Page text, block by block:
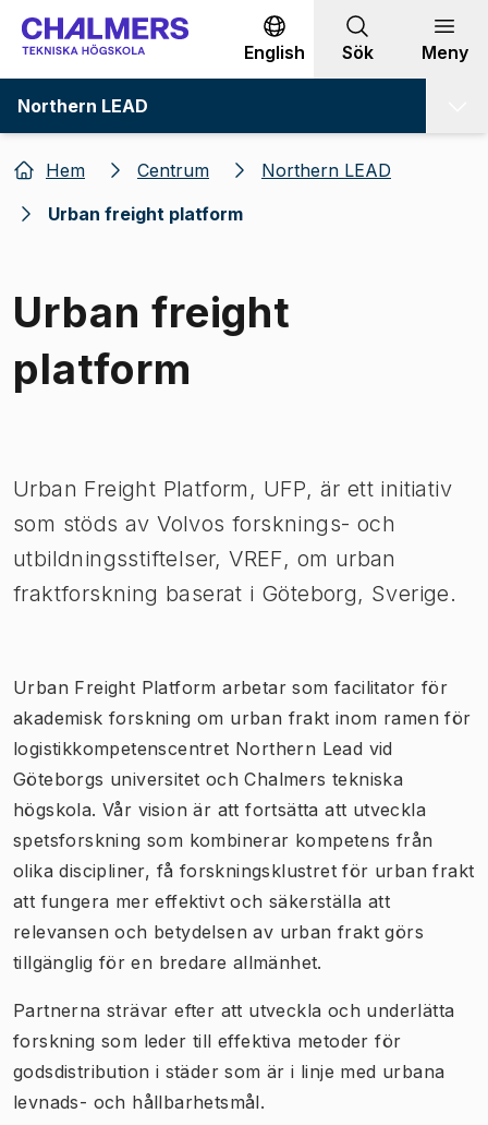
Gå till innehållet
English Sök Meny
Northern LEAD
Hem Centrum
Northern LEAD
Urban freight platform
Urban freight
platform
Urban Freight Platform, UFP, är ett initiativ
som stöds av Volvos forsknings- och
utbildningsstiftelser, VREF, om urban
fraktforskning baserat i Göteborg, Sverige.
Urban Freight Platform arbetar som facilitator för
akademisk forskning om urban frakt inom ramen för
logistikkompetenscentret Northern Lead vid
Göteborgs universitet och Chalmers tekniska
högskola. Vår vision är att fortsätta att utveckla
spetsforskning som kombinerar kompetens från
olika discipliner, få forskningsklustret för urban frakt
att fungera mer effektivt och säkerställa att
relevansen och betydelsen av urban frakt görs
tillgänglig för en bredare allmänhet.
Partnerna strävar efter att utveckla och underlätta
forskning som leder till effektiva metoder för
godsdistribution i städer som är i linje med urbana
levnads- och hållbarhetsmål.